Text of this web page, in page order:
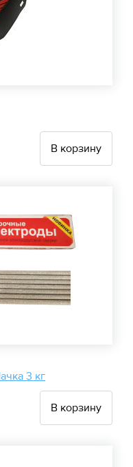
В корзину
3 кг
В корзину